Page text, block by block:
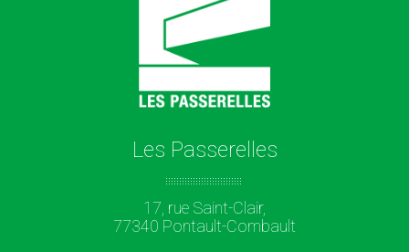
Les Passerelles
17, rue Saint-Clair,
77340 Pontault-Combault